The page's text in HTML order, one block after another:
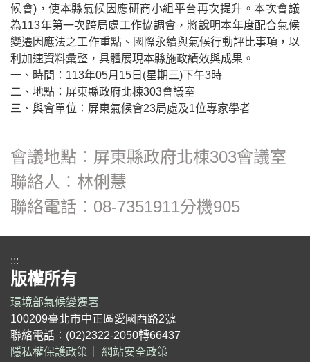
候會)，使本縣氣候因應研商小組平台再次提升。本次會議
為113年第一次跨局處工作協調會，將說明本年度配合氣候
變遷因應法之工作重點、國際永續與氣候行動評比事項，以
利加速資料彙整，具體展現本縣施政績效與成果。
一、時間：113年05月15日(星期三)下午3時
二、地點：屏東縣政府北棟303會議室
三、與會單位：屏東氣候會23局處及1位專家學者
會議地點︰屏東縣政府北棟303會議室
聯絡人︰林俐慧
聯絡電話︰08-7351911分機905
:::
版權所有
環境部氣候變遷署
100209臺北市中正區愛國西路2號
聯絡電話：(02)2322-2050轉66437
隱私權保護政策
網站安全政策